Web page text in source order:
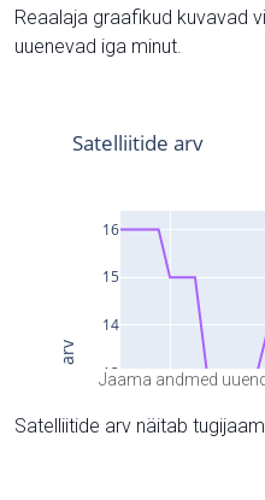
Reaalaja graafikud kuvavad
uuenevad iga minut.
Jaama andmed
Satelliitide arv näitab